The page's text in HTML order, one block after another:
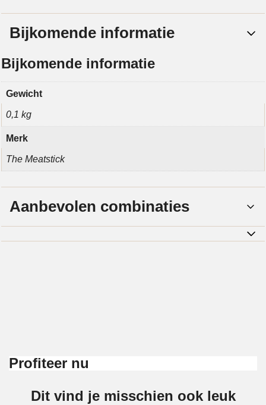
Bijkomende informatie
Bijkomende informatie
Gewicht
0,1 kg
Merk
The Meatstick
Aanbevolen combinaties
Profiteer nu
Dit vind je misschien ook leuk